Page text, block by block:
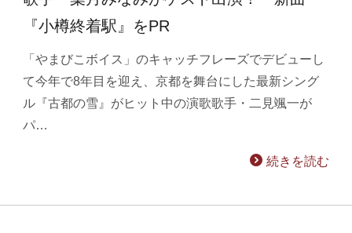
『小樽終着駅』をPR
「やまびこボイス」のキャッチフレーズでデビューし
て今年で8年目を迎え、京都を舞台にした最新シング
ル『古都の雪』がヒット中の演歌歌手・二見颯一が
パ…
続きを読む